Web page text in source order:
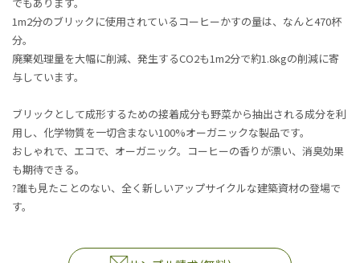
1m2分のブリックに使用されているコーヒーかすの量は、なんと470杯
分。
廃棄処理量を大幅に削減、発生するCO2も1m2分で約1.8kgの削減に寄
与しています。
ブリックとして成形するための接着成分も野菜から抽出される成分を利
用し、化学物質を一切含まない100%オーガニックな製品です。
おしゃれで、エコで、オーガニック。コーヒーの香りが漂い、消臭効果
も期待できる。
?誰も見たことのない、全く新しいアップサイクルな建築資材の登場で
す。